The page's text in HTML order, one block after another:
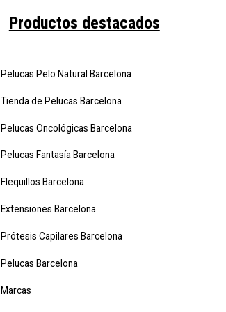
Productos destacados
Pelucas Pelo Natural Barcelona
Tienda de Pelucas Barcelona
Pelucas Oncológicas Barcelona
Pelucas Fantasía Barcelona
Flequillos Barcelona
Extensiones Barcelona
Prótesis Capilares Barcelona
Pelucas Barcelona
Marcas